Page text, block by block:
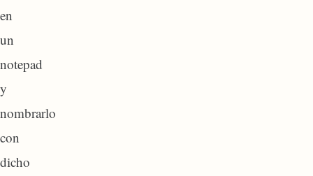
en
un
notepad
y
nombrarlo
con
dicho